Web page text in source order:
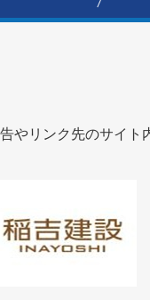
やリンク先のサイト